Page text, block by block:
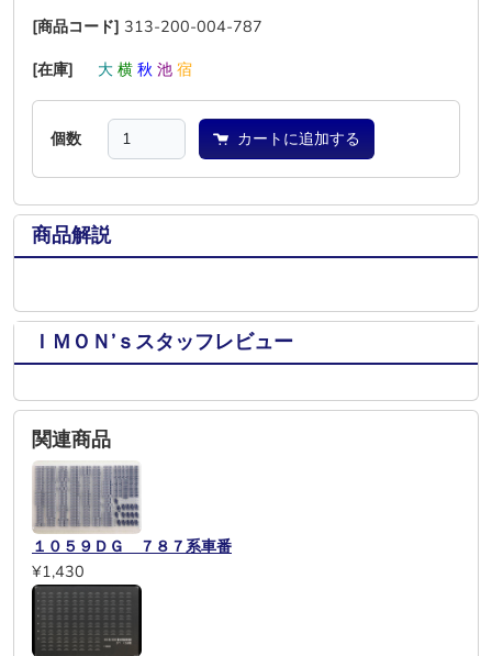
[商品コード] 313-200-004-787
[在庫]
大 横 秋 池 宿
個数 カートに追加する
商品解説
ＩＭＯＮ’ｓスタッフレビュー
関連商品
１０５９ＤＧ ７８７系車番
¥1,430